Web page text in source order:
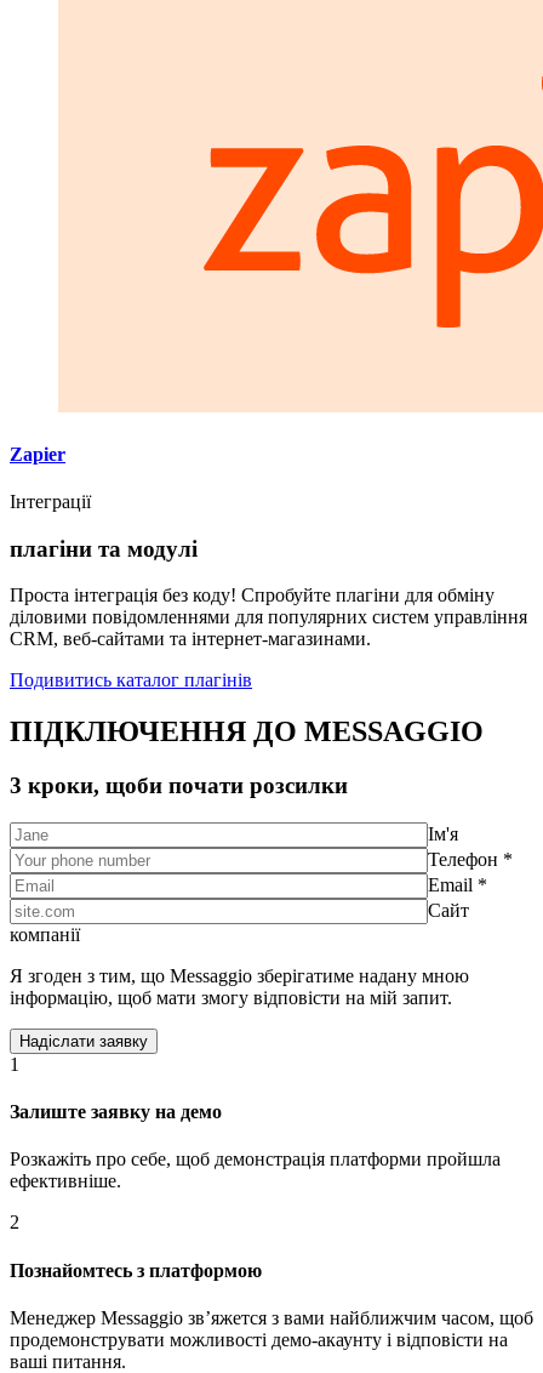
Zapier
Інтеграції
плагіни та модулі
Проста інтеграція без коду! Спробуйте плагіни для обміну
діловими повідомленнями для популярних систем управління
CRM, веб-сайтами та інтернет-магазинами.
Подивитись каталог плагінів
ПІДКЛЮЧЕННЯ ДО MESSAGGIO
3 кроки, щоби почати розсилки
Ім'я
Телефон *
Email *
Сайт
компанії
Я згоден з тим, що Messaggio зберігатиме надану мною
інформацію, щоб мати змогу відповісти на мій запит.
1
Залиште заявку на демо
Розкажіть про себе, щоб демонстрація платформи пройшла
ефективніше.
2
Познайомтесь з платформою
Менеджер Messaggio звʼяжется з вами найближчим часом, щоб
продемонструвати можливості демо-акаунту і відповісти на
ваші питання.